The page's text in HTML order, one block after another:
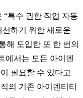
“특수 권한 작업 자동
하기 위한 새로운
해 도입한 또 한 번의
에서는 모든 아이덴
필요할 수 있다고
의 기존 아이덴티티